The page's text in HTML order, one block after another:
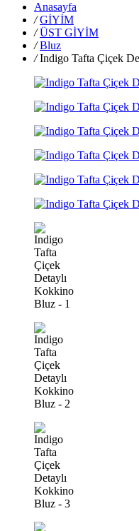
Anasayfa
/ GİYİM
/ ÜST GİYİM
/ Bluz
/ Indigo Tafta Çiçek